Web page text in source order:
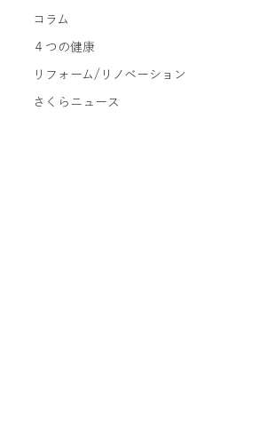
コラム
４つの健康
リフォーム/リノベーション
さくらニュース